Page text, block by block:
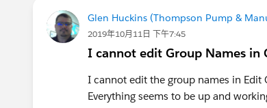
Glen Huckins (Thompson Pump &
2019年10月11日 下午7:45
I cannot edit Group Names in
I cannot edit the group names in
Everything seems to be up and